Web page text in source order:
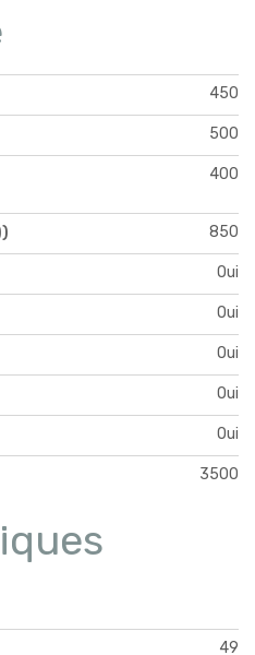
450
500
400
850
Oui
Oui
Oui
Oui
Oui
3500
49